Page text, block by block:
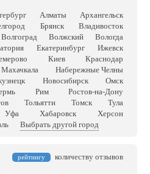
Алматы
Архангельск
Брянск
Владивосток
Волгоград Волжский
Вологда
Екатеринбург
Ижевск
Киев
Краснодар
Махачкала
Набережные Челны
Новосибирск
Омск
Рим
Ростов-на-Дону
Тольятти Томск
Тула
Уфа Хабаровск
Херсон
Выбрать другой город
рейтингу
количеству отзывов